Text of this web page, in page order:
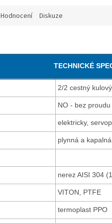
Hodnocení Diskuze
TECHNICKÉ
2/2 cestný
NO - bez
elektricky,
plynná a
nerez AISI 304
VITON, PTFE
termoplast PPO